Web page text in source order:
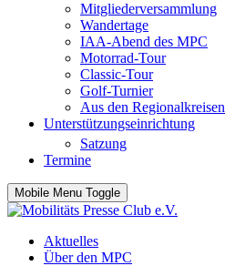
Mitgliederversammlung
Wandertage
IAA-Abend des MPC
Motorrad-Tour
Classic-Tour
Golf-Turnier
Aus den Regionalkreisen
Unterstützungseinrichtung
Satzung
Termine
Mobile Menu Toggle
Aktuelles
Über den MPC